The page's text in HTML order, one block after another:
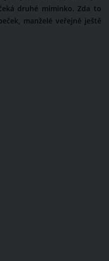
druhé miminko. Zda to
manželé veřejně ještě